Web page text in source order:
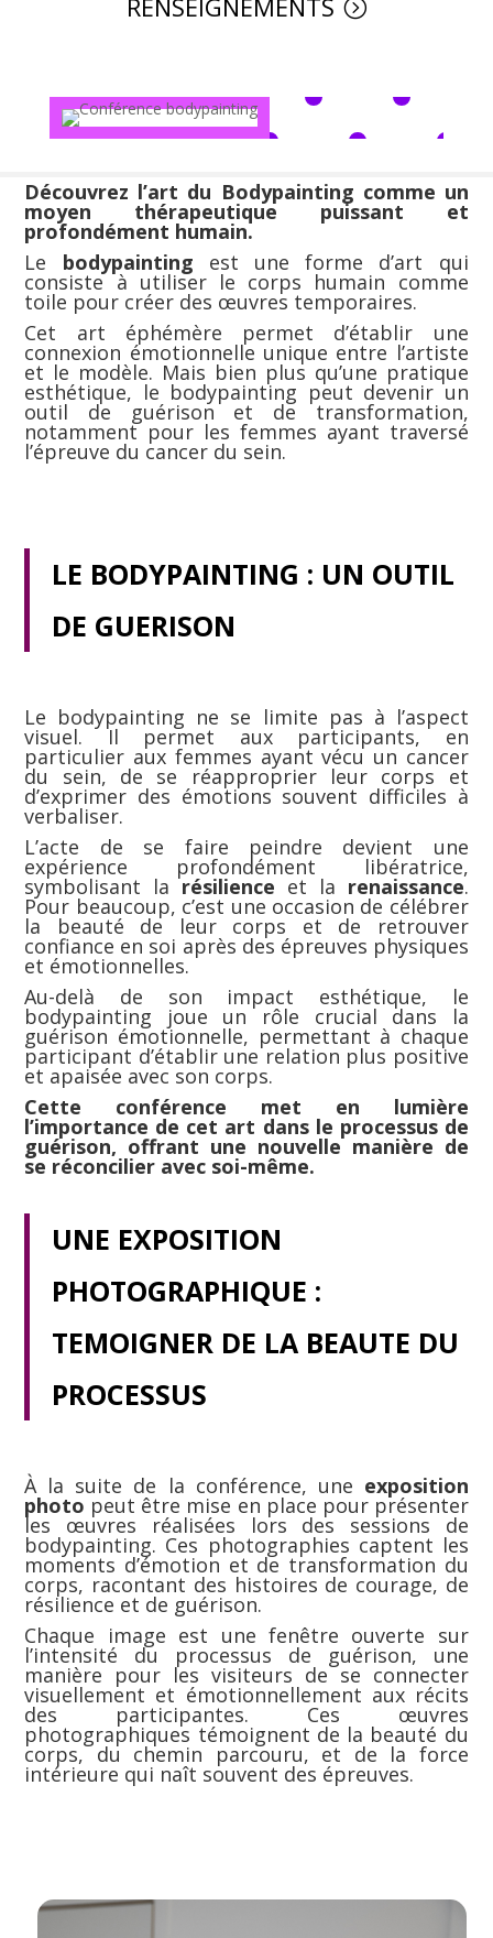
RENSEIGNEMENTS
Découvrez l’art du Bodypainting comme un
moyen thérapeutique puissant et
profondément humain.
Le bodypainting est une forme d’art qui
consiste à utiliser le corps humain comme
toile pour créer des œuvres temporaires.
Cet art éphémère permet d’établir une
connexion émotionnelle unique entre l’artiste
et le modèle. Mais bien plus qu’une pratique
esthétique, le bodypainting peut devenir un
outil de guérison et de transformation,
notamment pour les femmes ayant traversé
l’épreuve du cancer du sein.
LE BODYPAINTING : UN OUTIL
DE GUERISON
Le bodypainting ne se limite pas à l’aspect
visuel. Il permet aux participants, en
particulier aux femmes ayant vécu un cancer
du sein, de se réapproprier leur corps et
d’exprimer des émotions souvent difficiles à
verbaliser.
L’acte de se faire peindre devient une
expérience profondément libératrice,
symbolisant larésilience et la renaissance.
Pour beaucoup, c’est une occasion de célébrer
la beauté de leur corps et de retrouver
confiance en soi après des épreuves physiques
et émotionnelles.
Au-delà de son impact esthétique, le
bodypainting joue un rôle crucial dans la
guérison émotionnelle, permettant à chaque
participant d’établir une relation plus positive
et apaisée avec son corps.
Cette conférence met en lumière
l’importance de cet art dans le processus de
guérison, offrant une nouvelle manière de
se réconcilier avec soi-même.
UNE EXPOSITION
PHOTOGRAPHIQUE :
TEMOIGNER DE LA BEAUTE DU
PROCESSUS
À la suite de la conférence, une exposition
photo peut être mise en place pour présenter
les œuvres réalisées lors des sessions de
bodypainting. Ces photographies captent les
moments d’émotion et de transformation du
corps, racontant des histoires de courage, de
résilience et de guérison.
Chaque image est une fenêtre ouverte sur
l’intensité du processus de guérison, une
manière pour les visiteurs de se connecter
visuellement et émotionnellement aux récits
des participantes. Ces œuvres
photographiques témoignent de la beauté du
corps, du chemin parcouru, et de la force
intérieure qui naît souvent des épreuves.